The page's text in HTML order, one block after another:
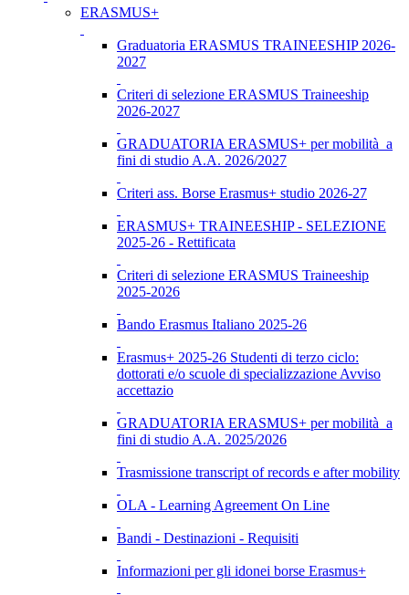
ERASMUS+
Graduatoria ERASMUS TRAINEESHIP 2026-
2027
Criteri di selezione ERASMUS Traineeship
2026-2027
GRADUATORIA ERASMUS+ per mobilità a
fini di studio A.A. 2026/2027
Criteri ass. Borse Erasmus+ studio 2026-27
ERASMUS+ TRAINEESHIP - SELEZIONE
2025-26 - Rettificata
Criteri di selezione ERASMUS Traineeship
2025-2026
Bando Erasmus Italiano 2025-26
Erasmus+ 2025-26 Studenti di terzo ciclo:
dottorati e/o scuole di specializzazione Avviso
accettazio
GRADUATORIA ERASMUS+ per mobilità a
fini di studio A.A. 2025/2026
Trasmissione transcript of records e after mobility
OLA - Learning Agreement On Line
Bandi - Destinazioni - Requisiti
Informazioni per gli idonei borse Erasmus+